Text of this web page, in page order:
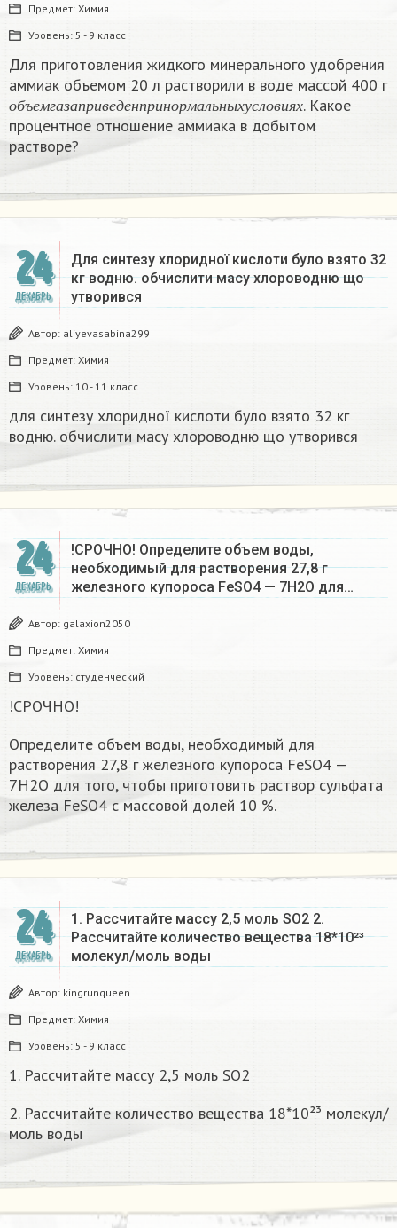
Предмет: Химия
Уровень: 5 - 9 класс
Для приготовления жидкого минерального удобрения
аммиак объемом 20 л растворили в воде массой 400 г
о б ъемг а з а п р и в е д е н п р и н о рмал ьн ых у сл о в иях
объемгазаприведен пр инормальных условиях
. Какое
процентное отношение аммиака в добытом
растворе?
24
ДЕКАБРЬ
Для синтезу хлоридної кислоти було взято 32
кг водню. обчислити масу хлороводню що
утворився​
Автор: aliyevasabina299
Предмет: Химия
Уровень: 10 - 11 класс
для синтезу хлоридної кислоти було взято 32 кг
водню. обчислити масу хлороводню що утворився​
24
ДЕКАБРЬ
!СРОЧНО! Определите объем воды,
необходимый для растворения 27,8 г
железного купороса FeSO4 — 7Н2О для…
Автор: galaxion2050
Предмет: Химия
Уровень: студенческий
!СРОЧНО!
Определите объем воды, необходимый для
растворения 27,8 г железного купороса FeSO4 —
7Н2О для того, чтобы приготовить раствор сульфата
железа FeSO4 с массовой долей 10 %.​
24
ДЕКАБРЬ
1. Рассчитайте массу 2,5 моль SO2 2.
Рассчитайте количество вещества 18*10²³
молекул/моль воды
Автор: kingrunqueen
Предмет: Химия
Уровень: 5 - 9 класс
1. Рассчитайте массу 2,5 моль SO2
2. Рассчитайте количество вещества 18*10²³ молекул/
моль воды